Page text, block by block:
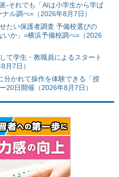
-それでも「AIは小学生から学ば
ル調べ=（2026年8月7日）
たい保護者調査 予備校選びの
いか」=横浜予備校調べ=（2026
て学生・教職員によるスタート
月7日）
分かれて操作を体験できる「授
20日開催（2026年8月7日）